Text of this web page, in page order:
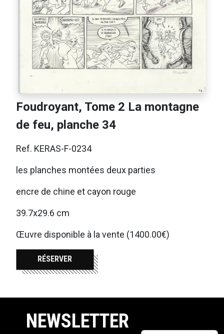
Foudroyant, Tome 2 La montagne
de feu, planche 34
Ref. KERAS-F-0234
les planches montées deux parties
encre de chine et cayon rouge
39.7x29.6 cm
Œuvre disponible à la vente (1400.00€)
RÉSERVER
NEWSLETTER